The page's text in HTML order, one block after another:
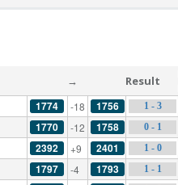
→ Result
1774 -18 1756 1 - 3
1770 -12 1758 0 - 1
2392 +9 2401 1 - 0
1797 -4 1793 1 - 1